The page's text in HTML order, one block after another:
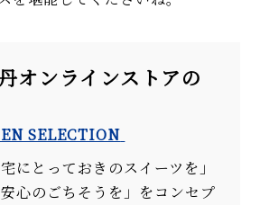
オンラインストアの
SELECTION
にとっておきのスイーツを」
安心のごちそうを」をコンセプ